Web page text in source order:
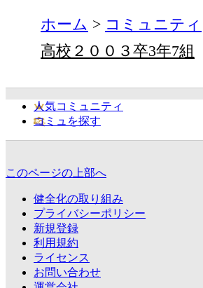
ホーム コミュニティ
高校２００３卒3年7組
人気コミュニティ
コミュを探す
このページの上部へ
健全化の取り組み
プライバシーポリシー
新規登録
利用規約
ライセンス
お問い合わせ